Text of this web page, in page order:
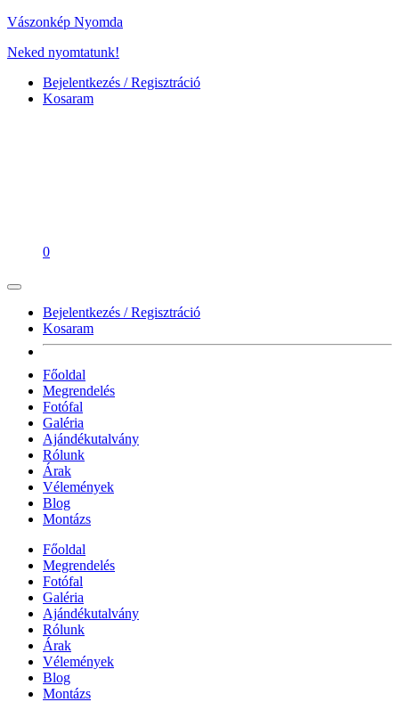
Vászonkép Nyomda
Neked nyomtatunk!
Bejelentkezés / Regisztráció
Kosaram
0
Bejelentkezés / Regisztráció
Kosaram
Főoldal
Megrendelés
Fotófal
Galéria
Ajándékutalvány
Rólunk
Árak
Vélemények
Blog
Montázs
Főoldal
Megrendelés
Fotófal
Galéria
Ajándékutalvány
Rólunk
Árak
Vélemények
Blog
Montázs